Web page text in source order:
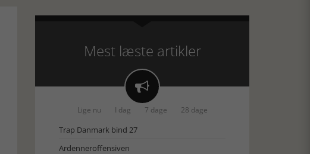
Mest læste artikler

Lige nu I dag 7 dage 28 dage
Trap Danmark bind 27
Ardenneroffensiven